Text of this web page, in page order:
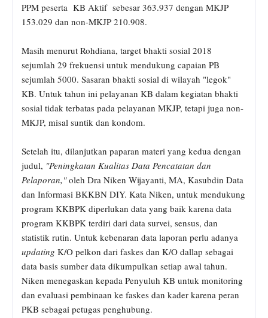
PPM peserta KB Aktif sebesar 363.937 dengan MKJP
153.029 dan non-MKJP 210.908.
Masih menurut Rohdiana, target bhakti sosial 2018
sejumlah 29 frekuensi untuk mendukung capaian PB
sejumlah 5000. Sasaran bhakti sosial di wilayah "legok"
KB. Untuk tahun ini pelayanan KB dalam kegiatan bhakti
sosial tidak terbatas pada pelayanan MKJP, tetapi juga non-
MKJP, misal suntik dan kondom.
Setelah itu, dilanjutkan paparan materi yang kedua dengan
judul, "Peningkatan Kualitas Data Pencatatan dan
Pelaporan,"oleh Dra Niken Wijayanti, MA, Kasubdin Data
dan Informasi BKKBN DIY. Kata Niken, untuk mendukung
program KKBPK diperlukan data yang baik karena data
program KKBPK terdiri dari data survei, sensus, dan
statistik rutin. Untuk kebenaran data laporan perlu adanya
updating K/O pelkon dari faskes dan K/O dallap sebagai
data basis sumber data dikumpulkan setiap awal tahun.
Niken menegaskan kepada Penyuluh KB untuk monitoring
dan evaluasi pembinaan ke faskes dan kader karena peran
PKB sebagai petugas penghubung.